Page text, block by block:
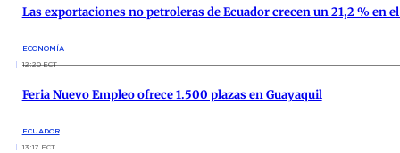
Las exportaciones no petroleras de Ecuador crecen un 21,2 % en
ECONOMÍA
12:20 ECT
Feria Nuevo Empleo ofrece 1.500 plazas en Guayaquil
ECUADOR
13:17 ECT